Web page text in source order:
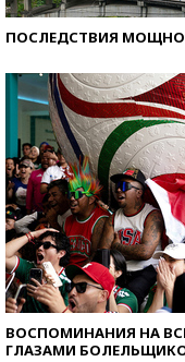
ПОСЛЕДСТВИЯ
ВОСПОМИНАНИЯ НА
ГЛАЗАМИ